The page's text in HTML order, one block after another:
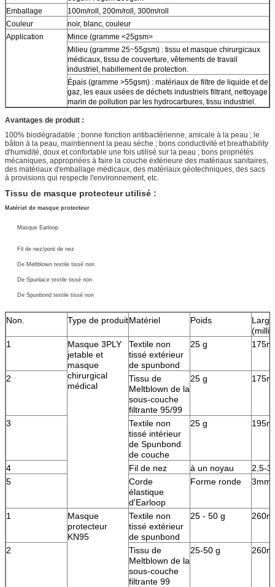
Emballage
100m/roll, 200m/roll, 300m/roll
Couleur
noir, blanc, couleur
Application
Mince (gramme <25gsm>
Milieu (gramme 25~55gsm) : tissu et masque chirurgicaux
médicaux, tissu de couverture, vêtements de travail
industriel, habillement de protection.
Épais (gramme >55gsm) : matériaux de filtre de liquide et de
gaz, les eaux usées de déchets industriels filtrant, nettoyage
marin de pollution par les hydrocarbures, tissu industriel.
Avantages de produit :
100% biodégradable ; bonne fonction antibactérienne, amicale à la peau ; le
bâton à la peau, maintiennent la peau sèche ; bons conductivité et breathability
d'humidité, doux et confortable une fois utilisé sur la peau ; bons propriétés
mécaniques, appropriées à faire la couche extérieure des matériaux sanitaires,
des matériaux d'emballage médicaux, des matériaux géotechniques, des sacs
à provisions qui respecte l'environnement, etc.
Tissu de masque protecteur utilisé :
Matériel de masque protecteur
Masque Earloop
Fil de nez/pont de nez
De Meltblown textile tissé non
De Spunlace textile tissé non
De Spunbond textile tissé non
Non. Type de produitMatériel Poids
1
Masque 3PLY
jetable et
masque
chirurgical
médical
Textile non
tissé extérieur
de spunbond
25 g
2
Tissu de
Meltblown de la
sous-couche
filtrante 95/99
25 g
3
Textile non
tissé intérieur
de Spunbond
de couche
25 g
4 Fil de nez à un noyau
2,5-
5
Corde
élastique
d'Earloop
Forme ronde 3mm
1
Masque
protecteur
KN95
Textile non
tissé extérieur
de spunbond
25 - 50 g
2
Tissu de
Meltblown de la
sous-couche
filtrante 99
25-50 g